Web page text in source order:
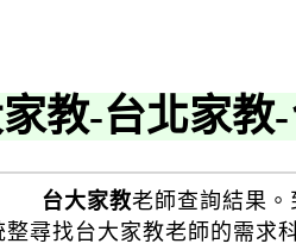
教-台北家教
台大家教老師查詢結果
整尋找台大家教老師的需求